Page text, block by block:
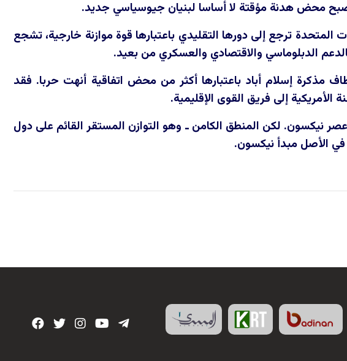
محض هدنة مؤقتة لا أساسا لبنيان جيوسياسي جديد.
المتحدة ترجع إلى دورها التقليدي باعتبارها قوة موازنة خارجية، تشجع
الدبلوماسي والاقتصادي والعسكري من بعيد.
مذكرة إسلام أباد باعتبارها أكثر من محض اتفاقية أنهت حربا. فقد
إلى فريق القوى الإقليمية.
نيكسون. لكن المنطق الكامن ـ وهو التوازن المستقر القائم على دول
في الأصل مبدأ نيكسون.